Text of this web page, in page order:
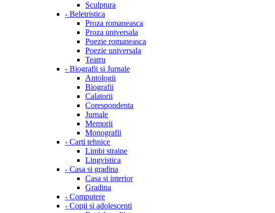
Sculptura
- Beletristica
Proza romaneasca
Proza universala
Poezie romaneasca
Poezie universala
Teatru
- Biografii si Jurnale
Antologii
Biografii
Calatorii
Corespondenta
Jurnale
Memorii
Monografii
- Carti tehnice
Limbi straine
Lingvistica
- Casa si gradina
Casa si interior
Gradina
- Computere
- Copii si adolescenti